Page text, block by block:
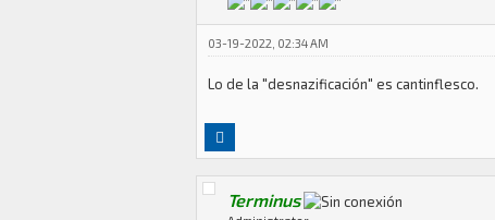
03-19-2022, 02:34 AM
Lo de la "desnazificación" es cantinflesco.
Terminus